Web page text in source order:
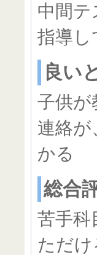
中間テ
指導し
良い
子供が
連絡
かる
総合
苦手科
ただ